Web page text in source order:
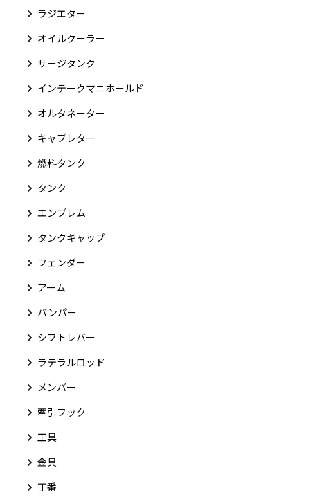
ラジエター
オイルクーラー
サージタンク
インテークマニホールド
オルタネーター
キャブレター
燃料タンク
タンク
エンブレム
タンクキャップ
フェンダー
アーム
バンパー
シフトレバー
ラテラルロッド
メンバー
牽引フック
工具
金具
丁番